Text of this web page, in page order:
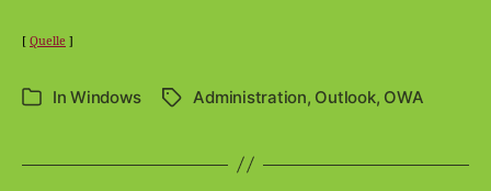
[ Quelle ]
Kategorien
InWindows Schlagwörter
Administration, Outlook, OWA